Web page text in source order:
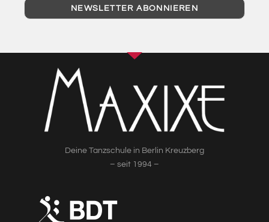
Deine Tanzschule in Berlin Kreuzberg
– seit 1994 –